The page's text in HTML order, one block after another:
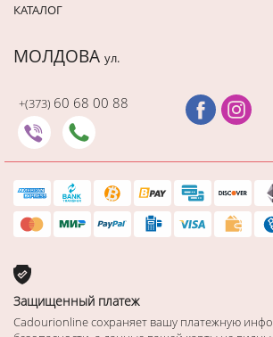
КАТАЛОГ
МОЛДОВА ул.
+(373) 60 68 00 88
Защищенный платеж
Cadourionline сохраняет вашу платежную